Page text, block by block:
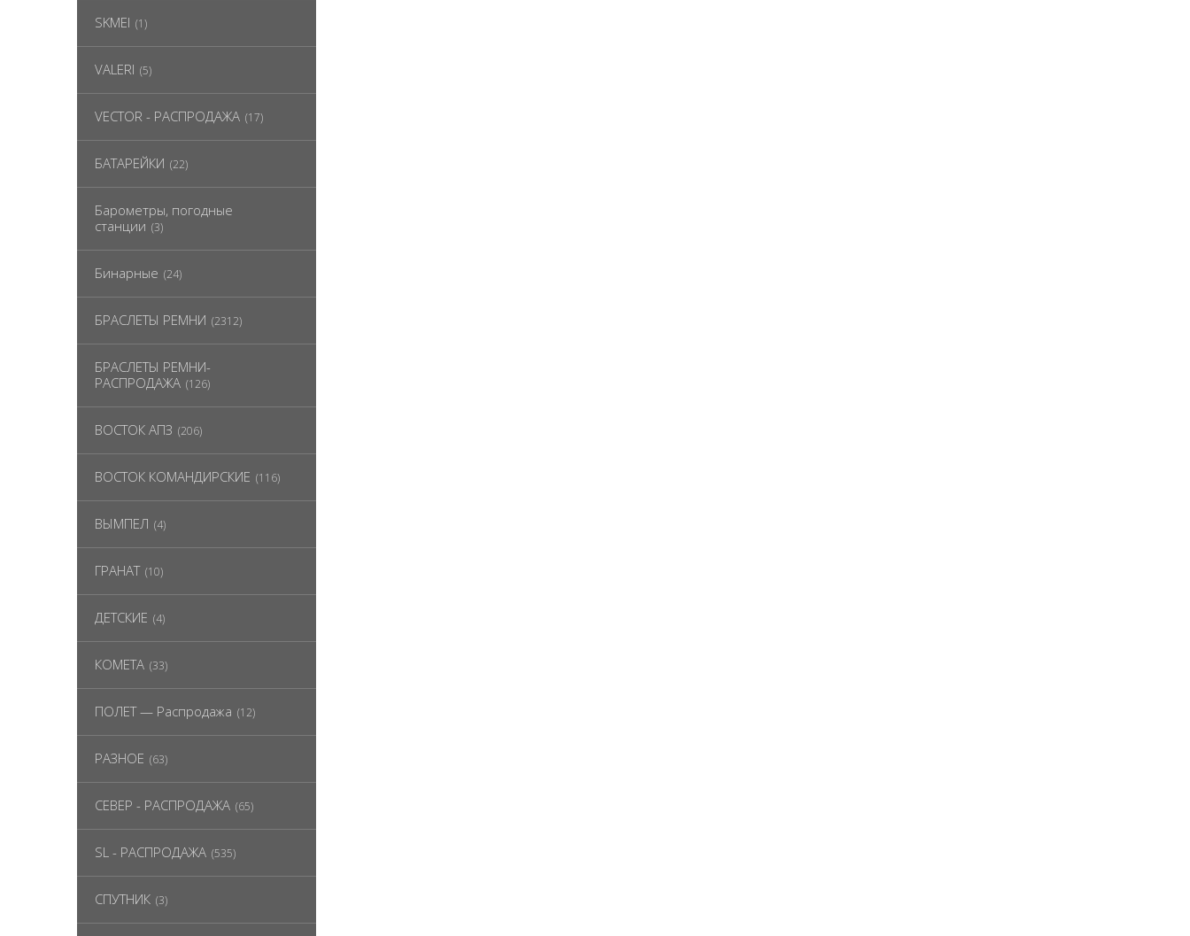
SKMEI (1)
VALERI (5)
VECTOR - РАСПРОДАЖА (17)
БАТАРЕЙКИ (22)
Барометры, погодные
станции (3)
Бинарные (24)
БРАСЛЕТЫ РЕМНИ (2312)
БРАСЛЕТЫ РЕМНИ-
РАСПРОДАЖА (126)
ВОСТОК АПЗ (206)
ВОСТОК КОМАНДИРСКИЕ (116)
ВЫМПЕЛ (4)
ГРАНАТ (10)
ДЕТСКИЕ (4)
КОМЕТА (33)
ПОЛЕТ — Распродажа (12)
РАЗНОЕ (63)
СЕВЕР - РАСПРОДАЖА (65)
SL - РАСПРОДАЖА (535)
СПУТНИК (3)